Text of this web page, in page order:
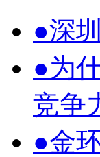
●深
●为
竞争
●金